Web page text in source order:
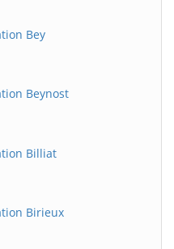
Bey
Beynost
Billiat
Birieux